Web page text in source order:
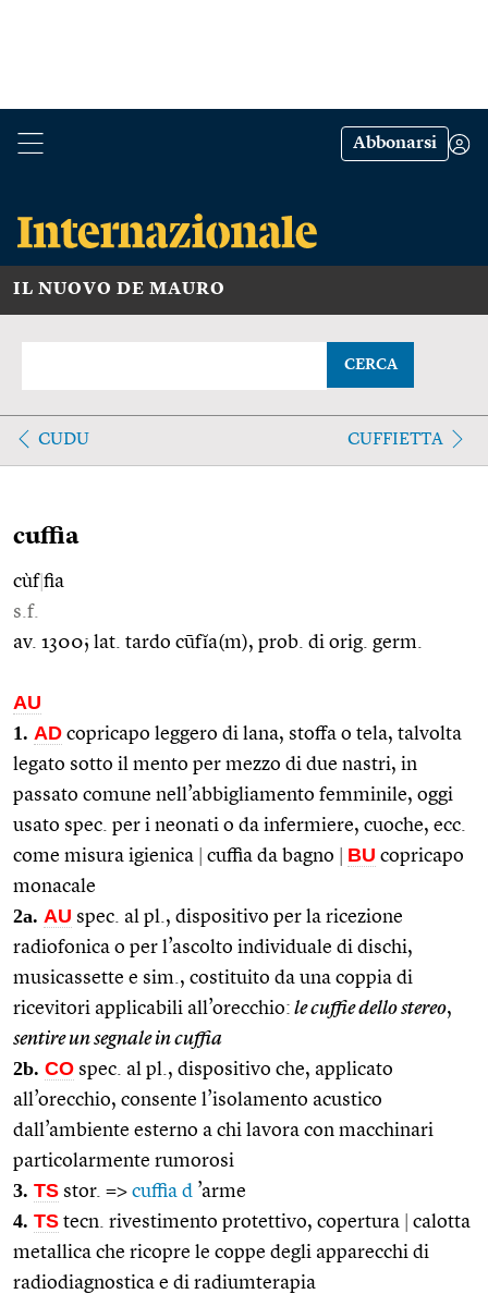
Abbonarsi
IL NUOVO DE MAURO
CERCA
CUDU CUFFIETTA
cuffia
cùf|fia
s.f.
av. 1300; lat. tardo cūfĭa(m), prob. di orig. germ.
AU
1. AD copricapo leggero di lana, stoffa o tela, talvolta
legato sotto il mento per mezzo di due nastri, in
passato comune nell’abbigliamento femminile, oggi
usato spec. per i neonati o da infermiere, cuoche, ecc.
come misura igienica
cuffia da bagno BU copricapo
monacale
2a. AU spec. al pl., dispositivo per la ricezione
radiofonica o per l’ascolto individuale di dischi,
musicassette e sim., costituito da una coppia di
ricevitori applicabili all’orecchio: le cuffie dello stereo,
sentire un segnale in cuffia
2b. CO spec. al pl., dispositivo che, applicato
all’orecchio, consente l’isolamento acustico
dall’ambiente esterno a chi lavora con macchinari
particolarmente rumorosi
3. TS stor. => cuffia d ’arme
4. TS tecn. rivestimento protettivo, copertura
calotta
metallica che ricopre le coppe degli apparecchi di
radiodiagnostica e di radiumterapia